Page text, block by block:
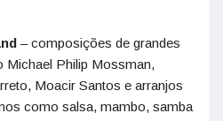
– composições de grandes
Michael Philip Mossman,
Moacir Santos e arranjos
como salsa, mambo, samba